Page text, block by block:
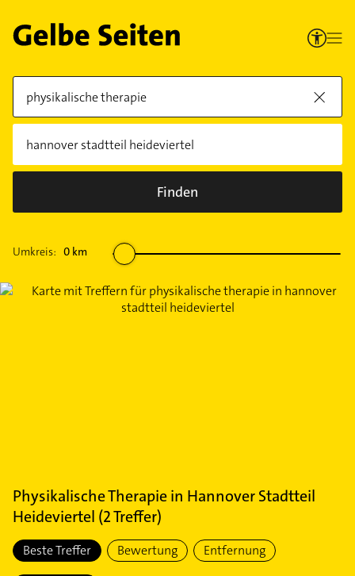
Finden
Umkreis: 0 km
Physikalische Therapiein Hannover Stadtteil
Heideviertel (2Treffer)
Beste Treffer Bewertung Entfernung